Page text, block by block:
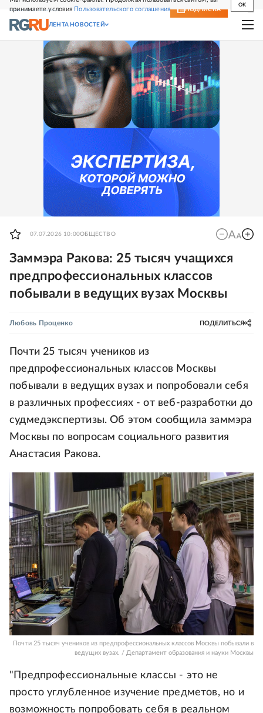
принимаете условия Пользовательского соглашения
OK
СВЕЖИЙ НОМЕР ПОДПИСКА
ЛЕНТА НОВОСТЕЙ
07.07.2026 10:00ОБЩЕСТВО
Заммэра Ракова: 25 тысяч учащихся
предпрофессиональных классов
побывали в ведущих вузах Москвы
Любовь Проценко ПОДЕЛИТЬСЯ
Почти 25 тысяч учеников из
предпрофессиональных классов Москвы
побывали в ведущих вузах и попробовали себя
в различных профессиях - от веб-разработки до
судмедэкспертизы. Об этом сообщила заммэра
Москвы по вопросам социального развития
Анастасия Ракова.
Почти 25 тысяч учеников из предпрофессиональных классов Москвы побывали в
ведущих вузах. / Департамент образования и науки Москвы
"Предпрофессиональные классы - это не
просто углубленное изучение предметов, но и
возможность попробовать себя в реальном